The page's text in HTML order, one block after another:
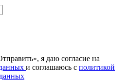
я даю согласие на
и соглашаюсь с политикой